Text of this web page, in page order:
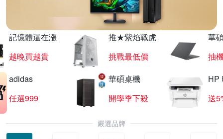
記憶體還在漲
越晚買越貴
推★紫焰戰虎
挑戰最低價
華
抽
adidas
任選999
華碩桌機
開學季下殺
HP
送
嚴選品牌